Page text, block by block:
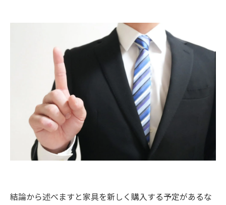
結論から述べますと家具を新しく購入する予定があるな